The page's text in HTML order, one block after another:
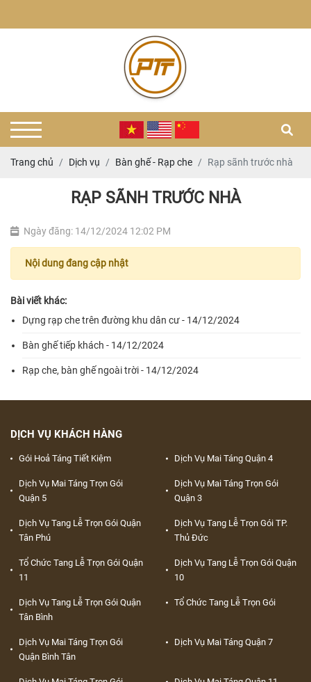
Trang chủ Dịch vụ Bàn ghế - Rạp che Rạp sãnh trước nhà
RẠP SÃNH TRƯỚC NHÀ
Ngày đăng: 14/12/2024 12:02 PM
Nội dung đang cập nhật
Bài viết khác:
Dựng rạp che trên đường khu dân cư - 14/12/2024
Bàn ghế tiếp khách - 14/12/2024
Rạp che, bàn ghế ngoài trời - 14/12/2024
DỊCH VỤ KHÁCH HÀNG
Gói Hoả Táng Tiết Kiệm Dịch Vụ Mai Táng Quận 4
Dịch Vụ Mai Táng Trọn Gói
Quận 5
Dịch Vụ Mai Táng Trọn Gói
Quận 3
Dịch Vụ Tang Lễ Trọn Gói Quận
Tân Phú
Dịch Vụ Tang Lễ Trọn Gói TP.
Thủ Đức
Tổ Chức Tang Lễ Trọn Gói Quận
11
Dịch Vụ Tang Lễ Trọn Gói Quận
10
Dịch Vụ Tang Lễ Trọn Gói Quận
Tân Bình
Tổ Chức Tang Lễ Trọn Gói
Dịch Vụ Mai Táng Trọn Gói
Quận Bình Tân
Dịch Vụ Mai Táng Quận 7